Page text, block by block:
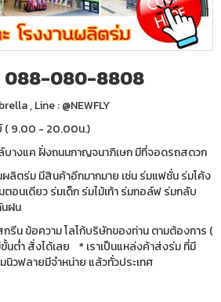
088-080-8808
, Line : @NEWFLY
( 9.00 - 20.00น.)
บางแค ฝั่งถนนกาญจนาภิเษก มีที่จอดรถสดวก
ผลิตร่ม มีสินค้าอีกมากมาย เช่น ร่มแฟชั่น ร่มโค้ง
นเดียว ร่มเด็ก ร่มไม้เท้า ร่มกอล์ฟ ร่มกลับ
ฝน
รีน ข้อความ โลโก้บริษัทของท่าน ตามต้องการ (
นต่ำ สั่งได้เลย * เราเป็นแหล่งค้าส่งร่ม ที่มี
วฟลายมีจำหน่าย แล้วทั่วประเทศ